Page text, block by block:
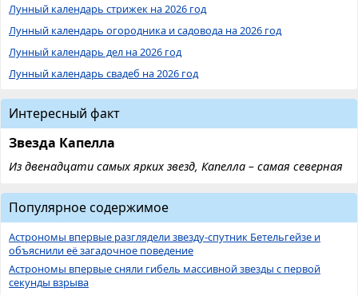
Лунный календарь стрижек на 2026 год
Лунный календарь огородника и садовода на 2026 год
Лунный календарь дел на 2026 год
Лунный календарь свадеб на 2026 год
Интересный факт
Звезда Капелла
Из двенадцати самых ярких звезд, Капелла – самая северная
Популярное содержимое
Астрономы впервые разглядели звезду-спутник Бетельгейзе и
объяснили её загадочное поведение
Астрономы впервые сняли гибель массивной звезды с первой
секунды взрыва